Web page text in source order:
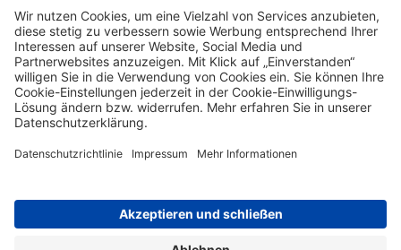
Impressum Datenschutz Barrierefreiheit